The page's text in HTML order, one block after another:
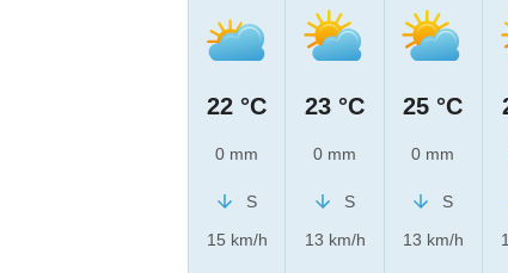
22 °C
0 mm
S
15 km/h
23 °C
0 mm
S
13 km/h
25 °C
0 mm
S
13 km/h